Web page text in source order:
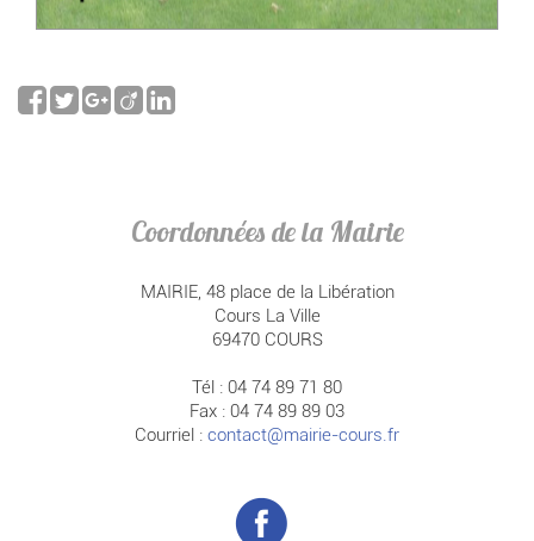
Coordonnées de la Mairie
MAIRIE, 48 place de la Libération
Cours La Ville
69470 COURS
Tél : 04 74 89 71 80
Fax : 04 74 89 89 03
Courriel : contact@mairie-cours.fr